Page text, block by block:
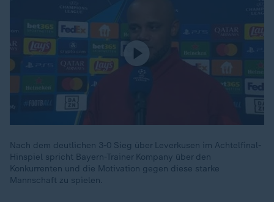
Nach dem deutlichen 3-0 Sieg über Leverkusen im Achtelfinal-
Hinspiel spricht Bayern-Trainer Kompany über den
Konkurrenten und die Motivation gegen diese starke
Mannschaft zu spielen.